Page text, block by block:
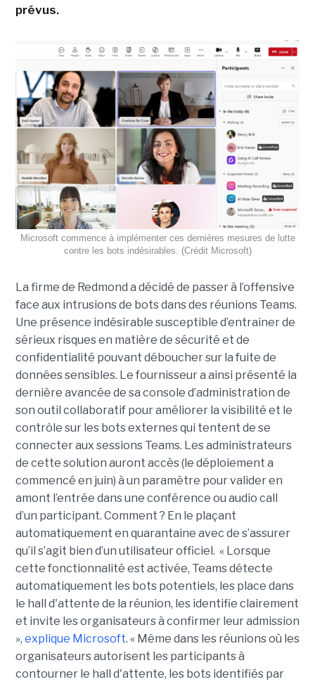
prévus.
Microsoft commence à implémenter ces dernières mesures de lutte
contre les bots indésirables. (Crédit Microsoft)
La firme de Redmond a décidé de passer à l’offensive
face aux intrusions de bots dans des réunions Teams.
Une présence indésirable susceptible d’entrainer de
sérieux risques en matière de sécurité et de
confidentialité pouvant déboucher sur la fuite de
données sensibles. Le fournisseur a ainsi présenté la
dernière avancée de sa console d’administration de
son outil collaboratif pour améliorer la visibilité et le
contrôle sur les bots externes qui tentent de se
connecter aux sessions Teams. Les administrateurs
de cette solution auront accès (le déploiement a
commencé en juin) à un paramètre pour valider en
amont l’entrée dans une conférence ou audio call
d’un participant. Comment ? En le plaçant
automatiquement en quarantaine avec de s’assurer
qu’il s’agit bien d’un utilisateur officiel. « Lorsque
cette fonctionnalité est activée, Teams détecte
automatiquement les bots potentiels, les place dans
le hall d'attente de la réunion, les identifie clairement
et invite les organisateurs à confirmer leur admission
», explique Microsoft. « Même dans les réunions où les
organisateurs autorisent les participants à
contourner le hall d'attente, les bots identifiés par